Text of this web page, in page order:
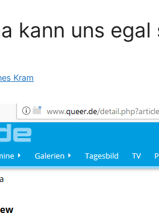
kann uns
Kram